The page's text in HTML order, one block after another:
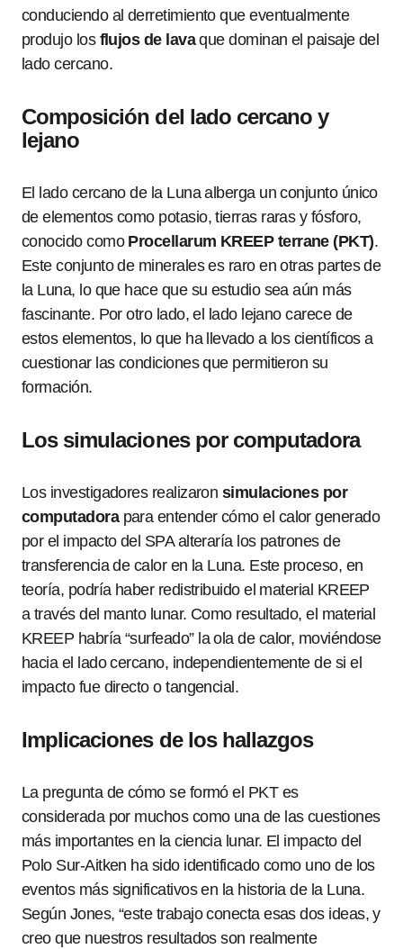
conduciendo al derretimiento que eventualmente
produjo los flujos de lavaque dominan el paisaje del
lado cercano.
Composición del lado cercano y
lejano
El lado cercano de la Luna alberga un conjunto único
de elementos como potasio, tierras raras y fósforo,
conocido como Procellarum KREEP terrane (PKT).
Este conjunto de minerales es raro en otras partes de
la Luna, lo que hace que su estudio sea aún más
fascinante. Por otro lado, el lado lejano carece de
estos elementos, lo que ha llevado a los científicos a
cuestionar las condiciones que permitieron su
formación.
Los simulaciones por computadora
Los investigadores realizaron simulaciones por
computadorapara entender cómo el calor generado
por el impacto del SPA alteraría los patrones de
transferencia de calor en la Luna. Este proceso, en
teoría, podría haber redistribuido el material KREEP
a través del manto lunar. Como resultado, el material
KREEP habría “surfeado” la ola de calor, moviéndose
hacia el lado cercano, independientemente de si el
impacto fue directo o tangencial.
Implicaciones de los hallazgos
La pregunta de cómo se formó el PKT es
considerada por muchos como una de las cuestiones
más importantes en la ciencia lunar. El impacto del
Polo Sur-Aitken ha sido identificado como uno de los
eventos más significativos en la historia de la Luna.
Según Jones, “este trabajo conecta esas dos ideas, y
creo que nuestros resultados son realmente